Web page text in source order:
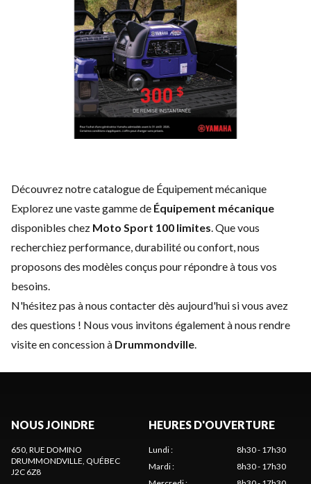
Découvrez notre catalogue de Équipement mécanique
Explorez une vaste gamme de Équipement mécanique
disponibles chez Moto Sport 100 limites. Que vous
recherchiez performance, durabilité ou confort, nous
proposons des modèles conçus pour répondre à tous vos
besoins.
N'hésitez pas ànous contacterdès aujourd'hui si vous avez
des questions ! Nous vous invitons également à nous rendre
visite en concession à Drummondville.
NOUS JOINDRE
650, RUE DOMINO
DRUMMONDVILLE, QUÉBEC
J2C 6Z8
HEURES D'OUVERTURE
Lundi:
8h30 - 17h30
Mardi:
8h30 - 17h30